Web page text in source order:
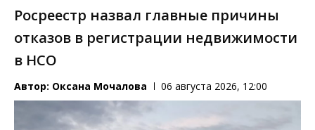
Росреестр назвал главные причины
отказов в регистрации недвижимости
в НСО
Автор: Оксана Мочалова 06 августа 2026, 12:00